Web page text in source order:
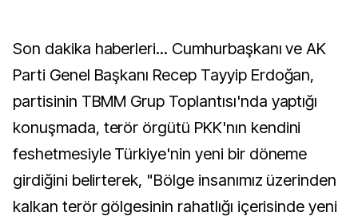
Son dakika haberleri... Cumhurbaşkanı ve AK
Parti Genel Başkanı Recep Tayyip Erdoğan,
partisinin TBMM Grup Toplantısı'nda yaptığı
konuşmada, terör örgütü PKK'nın kendini
feshetmesiyle Türkiye'nin yeni bir döneme
girdiğini belirterek, "Bölge insanımız üzerinden
kalkan terör gölgesinin rahatlığı içerisinde yeni